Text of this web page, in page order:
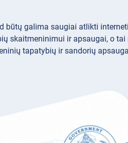
būtų galima saugiai atlikti
skaitmeninimui ir apsaugai, o
tapatybių ir sandorių